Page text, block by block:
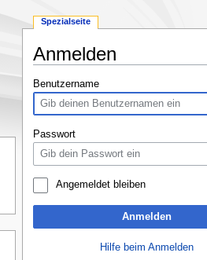
Anmelden
Zur
Navigation
springen
Zur
Suche
springen
Benutzername
Passwort
Angemeldet bleiben
Anmelden
Hilfe beim Anmelden
Spezialseite